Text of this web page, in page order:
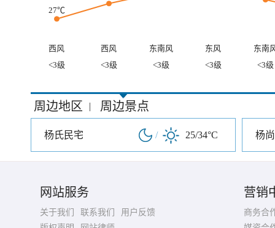
27℃
西风 西风 东南风 东风
东南
<3级
<3级 <3级 <3级 <3级
周边地区 | 周边景点
杨氏民宅 / 25/34°C 杨
网站服务
关于我们 联系我们
用户反馈
营销
商务合